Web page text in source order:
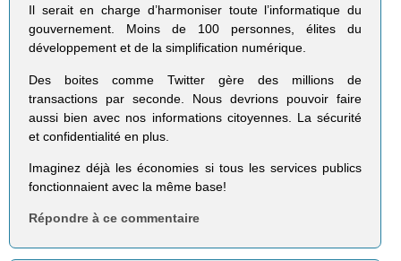
Il serait en charge d’harmoniser toute l’informatique du
gouvernement. Moins de 100 personnes, élites du
développement et de la simplification numérique.
Des boites comme Twitter gère des millions de
transactions par seconde. Nous devrions pouvoir faire
aussi bien avec nos informations citoyennes. La sécurité
et confidentialité en plus.
Imaginez déjà les économies si tous les services publics
fonctionnaient avec la même base!
Répondre à ce commentaire